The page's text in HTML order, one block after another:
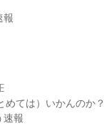
報
めては）いかんのか？
速報